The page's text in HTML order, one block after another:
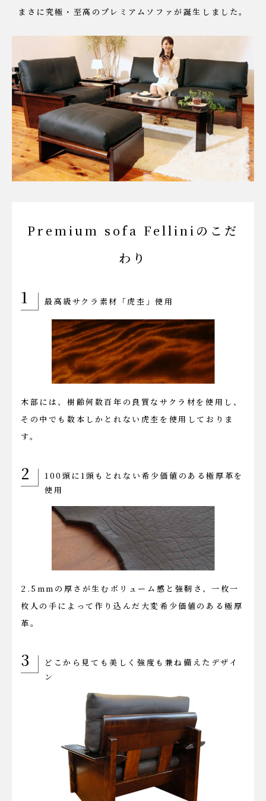
まさに究極・至高の プレミアムソファが誕生しました。
Premium sofa Felliniのこだ
わり
1 最高級サクラ素材「虎杢」使用
木部には、樹齢何数百年の良質なサクラ材を使用し、
その中でも数本しかとれない虎杢を使用しておりま
す。
2
100頭に1頭もとれない希少価値のある極厚革を
使用
2.5mmの厚さが生むボリューム感と強靭さ、一枚一
枚人の手によって作り込んだ大変希少価値のある極厚
革。
3
どこから見ても美しく強度も兼ね備えたデザイ
ン